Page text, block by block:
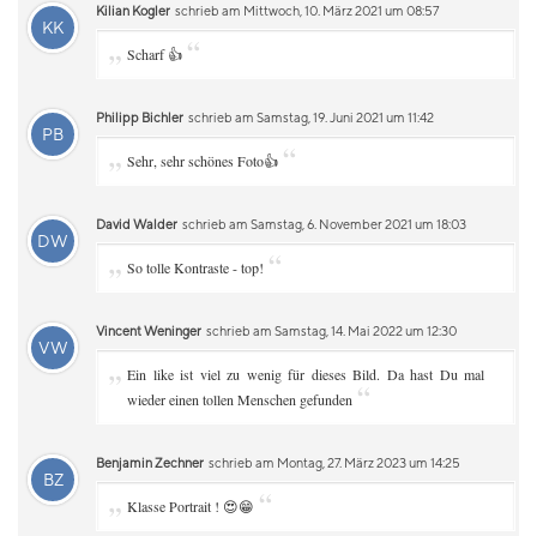
KK
Kilian Kogler schrieb am Mittwoch, 10. März 2021 um 08:57
„ Scharf 👍 “
PB
Philipp Bichler schrieb am Samstag, 19. Juni 2021 um 11:42
„ Sehr, sehr schönes Foto👍 “
DW
David Walder schrieb am Samstag, 6. November 2021 um 18:03
„ So tolle Kontraste - top! “
VW
Vincent Weninger schrieb am Samstag, 14. Mai 2022 um 12:30
„ Ein like ist viel zu wenig für dieses Bild. Da hast Du mal
wieder einen tollen Menschen gefunden “
BZ
Benjamin Zechner schrieb am Montag, 27. März 2023 um 14:25
„ Klasse Portrait ! 😍😁 “